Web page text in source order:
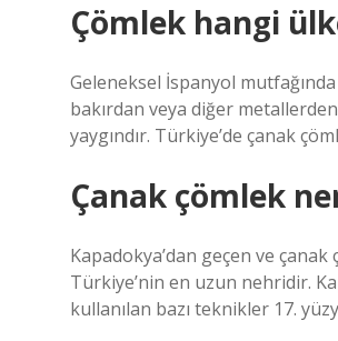
Çömlek hangi
Geleneksel İspanyol
bakırdan veya diğer
yaygındır. Türkiye’de çanak
Çanak çömlek
Kapadokya’dan geçen ve çanak
Türkiye’nin en uzun nehridir.
kullanılan bazı teknikler 17.